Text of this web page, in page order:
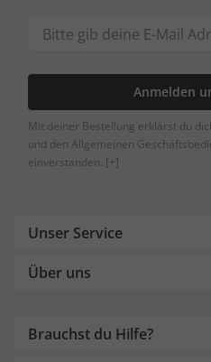
Anmelden
Mit deiner Bestellung erklärst du
und den Allgemeinen
einverstanden. [+]
Unser Service
Über uns
Brauchst du Hilfe?